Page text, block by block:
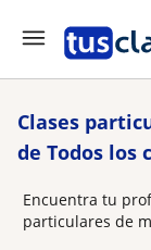
Clases
de Todos los
Encuentra tu
particulares de